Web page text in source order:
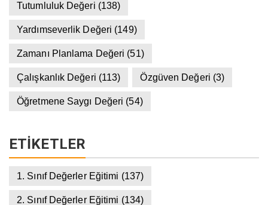
Tutumluluk Değeri (138)
Yardımseverlik Değeri (149)
Zamanı Planlama Değeri (51)
Çalışkanlık Değeri (113) Özgüven Değeri (3)
Öğretmene Saygı Değeri (54)
ETIKETLER
1. Sınıf Değerler Eğitimi (137)
2. Sınıf Değerler Eğitimi (134)